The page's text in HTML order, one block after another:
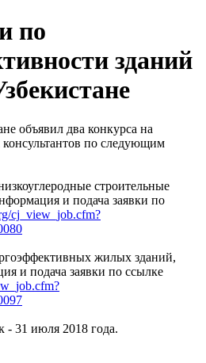
по
зданий
объявил два конкурса на
по следующим
строительные
и подача заявки по
cj_view_job.cfm?
жилых зданий,
и подача заявки по ссылке
- 31 июля 2018 года.